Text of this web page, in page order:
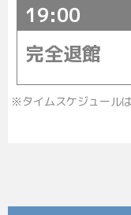
19:00
完全退館
※タイムスケジュール